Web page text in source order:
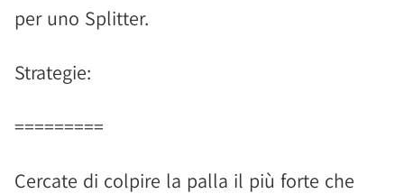
per uno Splitter.
Strategie:
=========
Cercate di colpire la palla il più forte che